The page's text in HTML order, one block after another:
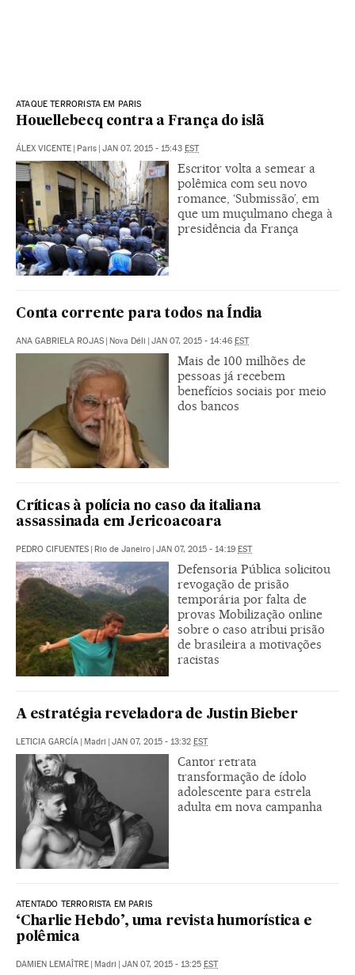
ATAQUE TERRORISTA EM PARIS
Houellebecq contra a França do islã
ÁLEX VICENTE | Paris | JAN 07, 2015 - 15:43 EST
Escritor volta a semear a
polêmica com seu novo
romance, ‘Submissão’, em
que um muçulmano chega à
presidência da França
Conta corrente para todos na Índia
ANA GABRIELA ROJAS | Nova Déli | JAN 07, 2015 - 14:46 EST
Mais de 100 milhões de
pessoas já recebem
benefícios sociais por meio
dos bancos
Críticas à polícia no caso da italiana
assassinada em Jericoacoara
PEDRO CIFUENTES | Rio de Janeiro | JAN 07, 2015 - 14:19 EST
Defensoria Pública solicitou
revogação de prisão
temporária por falta de
provas Mobilização online
sobre o caso atribui prisão
de brasileira a motivações
racistas
A estratégia reveladora de Justin Bieber
LETICIA GARCÍA | Madri | JAN 07, 2015 - 13:32 EST
Cantor retrata
transformação de ídolo
adolescente para estrela
adulta em nova campanha
ATENTADO TERRORISTA EM PARIS
‘Charlie Hebdo’, uma revista humorística e
polêmica
DAMIEN LEMAÎTRE | Madri | JAN 07, 2015 - 13:25 EST